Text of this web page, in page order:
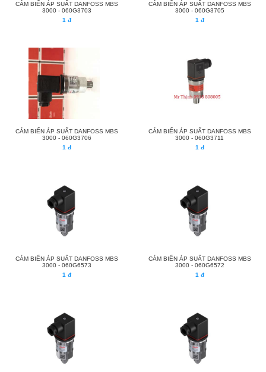
CẢM BIẾN ÁP SUẤT DANFOSS MBS
3000 - 060G3703
1 đ
CẢM BIẾN ÁP SUẤT DANFOSS MBS
3000 - 060G3705
1 đ
CẢM BIẾN ÁP SUẤT DANFOSS MBS
3000 - 060G3706
1 đ
CẢM BIẾN ÁP SUẤT DANFOSS MBS
3000 - 060G3711
1 đ
CẢM BIẾN ÁP SUẤT DANFOSS MBS
3000 - 060G6573
1 đ
CẢM BIẾN ÁP SUẤT DANFOSS MBS
3000 - 060G6572
1 đ